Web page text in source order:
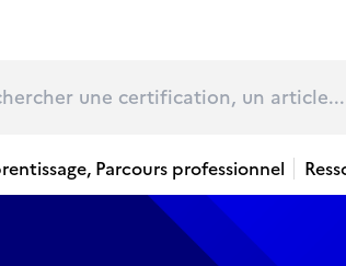
Parcours professionnel